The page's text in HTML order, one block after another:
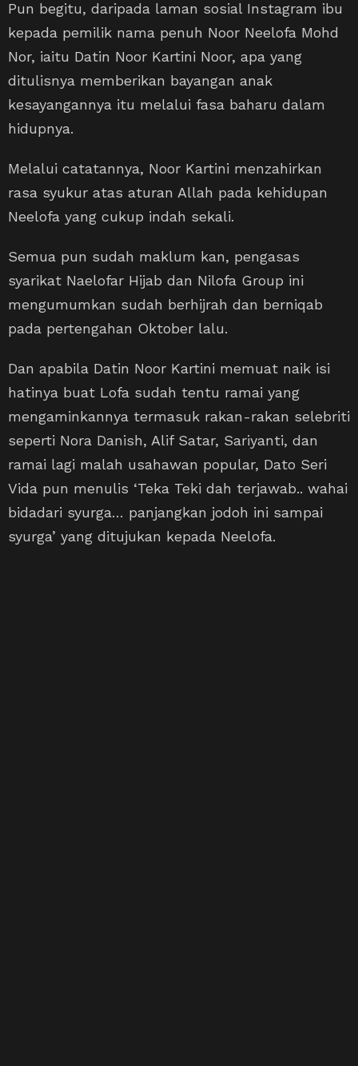
Pun begitu, daripada laman sosial Instagram ibu
kepada pemilik nama penuh Noor Neelofa Mohd
Nor, iaitu Datin Noor Kartini Noor, apa yang
ditulisnya memberikan bayangan anak
kesayangannya itu melalui fasa baharu dalam
hidupnya.
Melalui catatannya, Noor Kartini menzahirkan
rasa syukur atas aturan Allah pada kehidupan
Neelofa yang cukup indah sekali.
Semua pun sudah maklum kan, pengasas
syarikat Naelofar Hijab dan Nilofa Group ini
mengumumkan sudah berhijrah dan berniqab
pada pertengahan Oktober lalu.
Dan apabila Datin Noor Kartini memuat naik isi
hatinya buat Lofa sudah tentu ramai yang
mengaminkannya termasuk rakan-rakan selebriti
seperti Nora Danish, Alif Satar, Sariyanti, dan
ramai lagi malah usahawan popular, Dato Seri
Vida pun menulis ‘Teka Teki dah terjawab.. wahai
bidadari syurga… panjangkan jodoh ini sampai
syurga’ yang ditujukan kepada Neelofa.